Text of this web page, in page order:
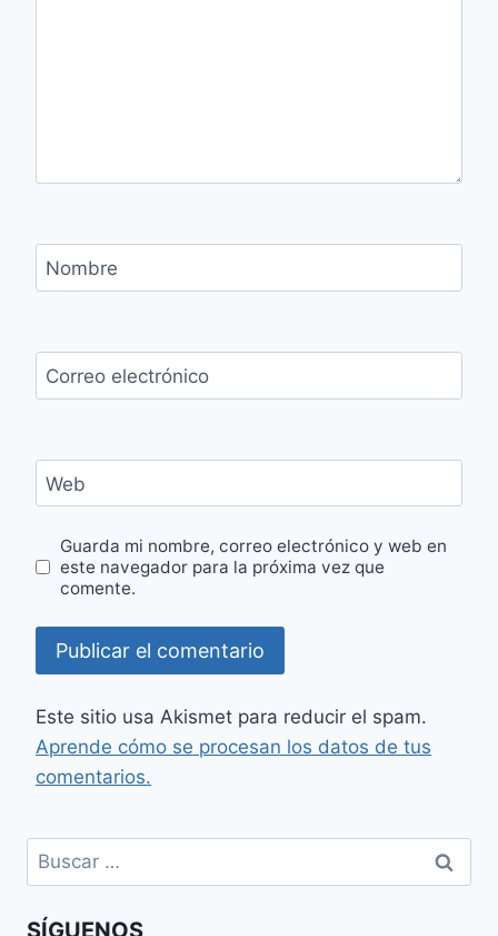
Nombre
Correo electrónico
Web
Guarda mi nombre, correo electrónico y web en
este navegador para la próxima vez que
comente.
Este sitio usa Akismet para reducir el spam.
Aprende cómo se procesan los datos de tus
comentarios.
Buscar: